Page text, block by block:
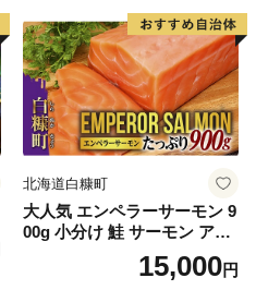
北海道白糠町
大人気 エンペラーサーモン 9
00g 小分け 鮭 サーモン アト
ランティックサーモン 水産
庁長官賞 受賞 さけ シャケ し
15,000円